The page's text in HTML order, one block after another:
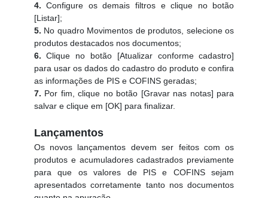
4.Configure os demais filtros e clique no botão
[Listar];
5. No quadro Movimentos de produtos, selecione os
produtos destacados nos documentos;
6. Clique no botão [Atualizar conforme cadastro]
para usar os dados do cadastro do produto e confira
as informações de PIS e COFINS geradas;
7. Por fim, clique no botão [Gravar nas notas] para
salvar e clique em [OK] para finalizar.
Lançamentos
Os novos lançamentos devem ser feitos com os
produtos e acumuladores cadastrados previamente
para que os valores de PIS e COFINS sejam
apresentados corretamente tanto nos documentos